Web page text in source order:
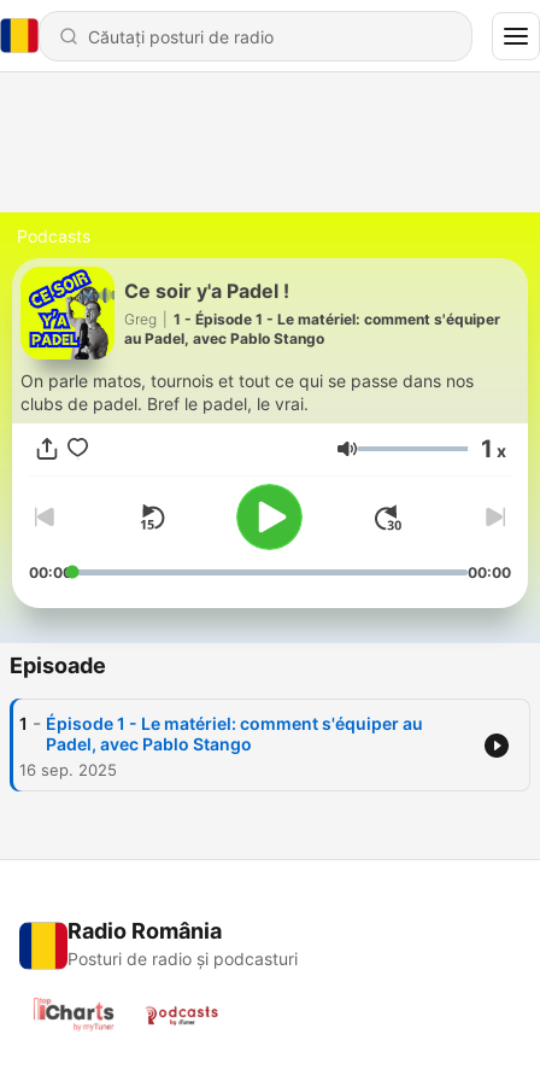
Podcasts
Ce soir y'a Padel !
Greg
1 - Épisode 1 - Le matériel: comment s'équiper
au Padel, avec Pablo Stango
On parle matos, tournois et tout ce qui se passe dans nos
clubs de padel. Bref le padel, le vrai.
Volum 1 x
00:00 00:00
Episoade
1 - Épisode 1 - Le matériel: comment s'équiper au
Padel, avec Pablo Stango
16 sep. 2025
Radio România
Posturi de radio și podcasturi